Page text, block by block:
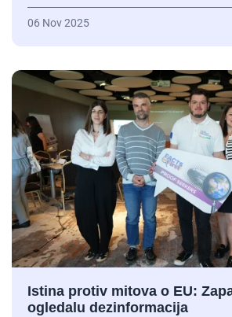
06 Nov 2025
Istina protiv mitova o EU:
ogledalu dezinformacija